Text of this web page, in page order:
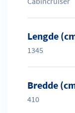
Lengde
1345
Bredde
410